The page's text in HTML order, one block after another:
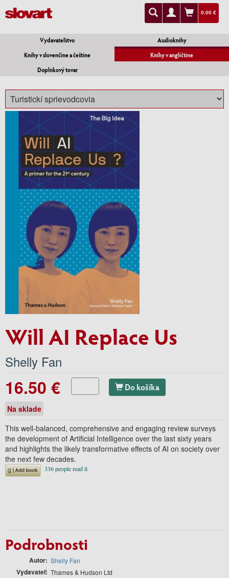
0.00 €
Vydavateľstvo
Audioknihy
Knihy v slovenčine a češtine
Knihy v angličtine
Doplnkový tovar
Will AI Replace Us
Shelly Fan
16.50 € Do košíka
Na sklade
This well-balanced, comprehensive and engaging review surveys
the development of Artificial Intelligence over the last sixty years
and highlights the likely transformative effects of AI on society over
the next few decades.
Podrobnosti
Autor Shelly Fan
Vydavateľ Thames & Hudson Ltd